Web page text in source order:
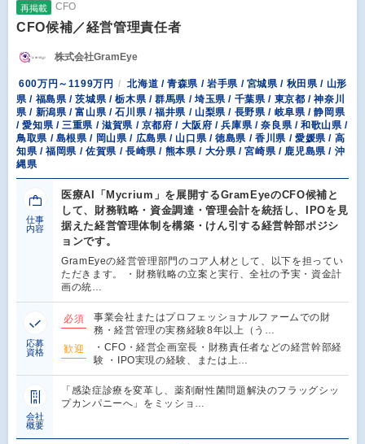
再掲載 CFO
CFO候補／経営管理責任者
株式会社GramEye
600万円～1199万円
北海道 / 青森県 / 岩手県 / 宮城県 / 秋田県 / 山形
県 / 福島県 / 茨城県 / 栃木県 / 群馬県 / 埼玉県 / 千葉県 / 東京都 / 神奈川
県 / 新潟県 / 富山県 / 石川県 / 福井県 / 山梨県 / 長野県 / 岐阜県 / 静岡県
/ 愛知県 / 三重県 / 滋賀県 / 京都府 / 大阪府 / 兵庫県 / 奈良県 / 和歌山県 /
鳥取県 / 島根県 / 岡山県 / 広島県 / 山口県 / 徳島県 / 香川県 / 愛媛県 / 高
知県 / 福岡県 / 佐賀県 / 長崎県 / 熊本県 / 大分県 / 宮崎県 / 鹿児島県 / 沖
縄県
仕事
内容
医療AI「Mycrium」を展開するGramEyeのCFO候補と
して、財務戦略・資金調達・管理会計を統括し、IPOを見
据えた経営管理体制を構築・けん引する経営幹部ポジシ
ョンです。
GramEyeの経営管理部門のコア人材として、以下を担ってい
ただきます。 ・財務戦略の立案と実行、全社の予実・資金計
画の統…
応募
資格
必須
事業会社またはプロフェッショナルファームでの財
務・経営管理の実務経験8年以上（う…
歓迎
・CFO・経営企画室長・財務責任者などの経営幹部経
験 ・IPO実現の経験、または上…
会社
概要
「感染症診療を変革し、薬剤耐性菌問題解決のフラッグシッ
プカンパニーへ」をミッショ…